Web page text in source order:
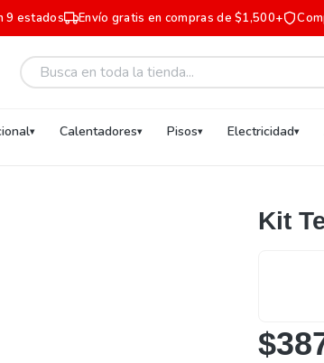
9 estados Envío gratis en compras de $1,500+
Calentadores Pisos Electricidad
Kit